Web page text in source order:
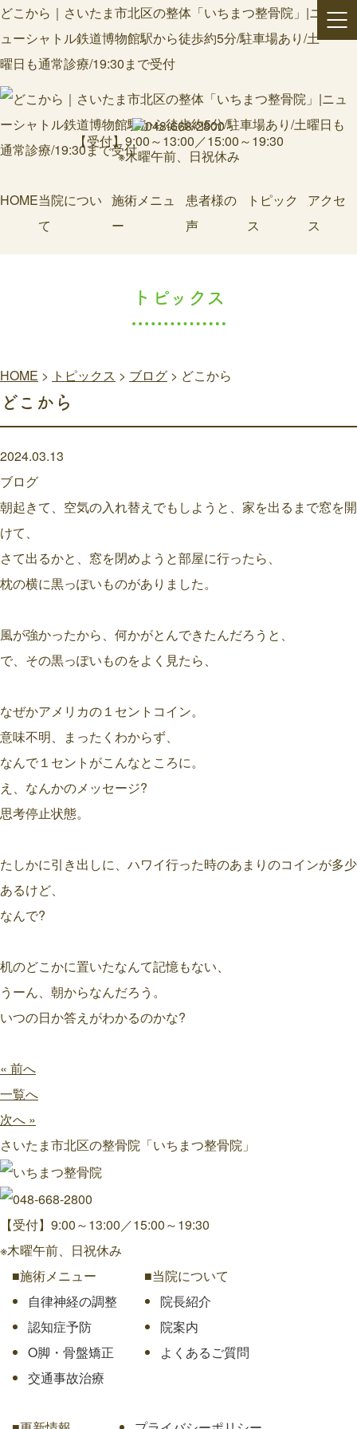
どこから｜さいたま市北区の整体「いちまつ整骨院」|ニ
ューシャトル鉄道博物館駅から徒歩約5分/駐車場あり/土
曜日も通常診療/19:30まで受付
【受付】9:00～13:00／15:00～19:30
※木曜午前、日祝休み
HOME当院につい
て
施術メニュ
ー
患者様の
声
トピック
ス
アクセ
ス
トピックス
HOME > トピックス > ブログ > どこから
どこから
2024.03.13
ブログ
朝起きて、空気の入れ替えでもしようと、家を出るまで窓を開
けて、
さて出るかと、窓を閉めようと部屋に行ったら、
枕の横に黒っぽいものがありました。
風が強かったから、何かがとんできたんだろうと、
で、その黒っぽいものをよく見たら、
なぜかアメリカの１セントコイン。
意味不明、まったくわからず、
なんで１セントがこんなところに。
え、なんかのメッセージ?
思考停止状態。
たしかに引き出しに、ハワイ行った時のあまりのコインが多少
あるけど、
なんで?
机のどこかに置いたなんて記憶もない、
うーん、朝からなんだろう。
いつの日か答えがわかるのかな?
« 前へ
一覧へ
次へ »
さいたま市北区の整骨院「いちまつ整骨院」
【受付】9:00～13:00／15:00～19:30
※木曜午前、日祝休み
■施術メニュー
自律神経の調整
認知症予防
O脚・骨盤矯正
交通事故治療
■当院について
院長紹介
院案内
よくあるご質問